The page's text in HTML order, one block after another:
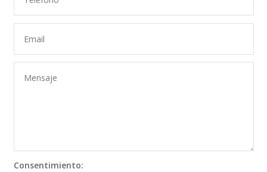
Consentimiento: